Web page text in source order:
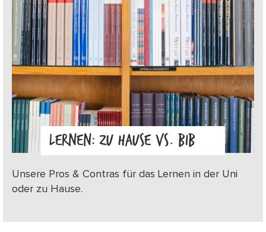
LERNEN: ZU HAUSE VS. BIB
Unsere Pros & Contras für das Lernen in der Uni
oder zu Hause.